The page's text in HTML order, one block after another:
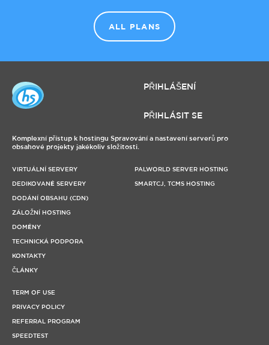
ALL PLANS
PŘIHLÁŠENÍ
PŘIHLÁSIT SE
Komplexní přístup k hostingu Spravování a nastavení serverů pro
obsahové projekty jakékoliv složitosti.
VIRTUÁLNÍ SERVERY
DEDIKOVANÉ SERVERY
DODÁNÍ OBSAHU (CDN)
ZÁLOŽNÍ HOSTING
DOMÉNY
TECHNICKÁ PODPORA
KONTAKTY
ČLÁNKY
PALWORLD SERVER HOSTING
SMARTCJ, TCMS HOSTING
TERM OF USE
PRIVACY POLICY
REFERRAL PROGRAM
SPEEDTEST